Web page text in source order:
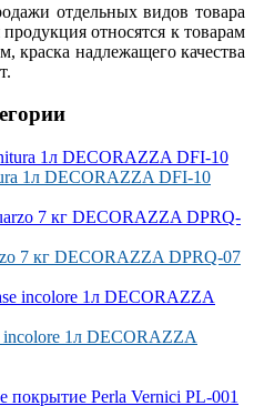
отдельных видов товара
относятся к товарам
краска надлежащего качества
1л DECORAZZA DFI-10
7 кг DECORAZZA DPRQ-07
1л DECORAZZA